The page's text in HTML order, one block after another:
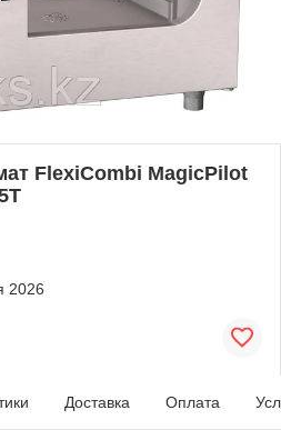
FlexiCombi MagicPilot
2026
Доставка Оплата